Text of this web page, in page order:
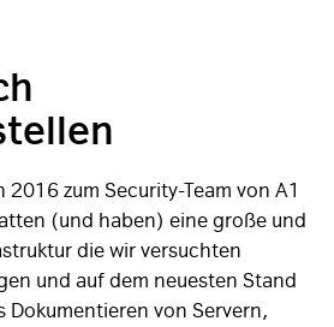
zum Security-Team von A1
(und haben) eine große und
die wir versuchten
und auf dem neuesten Stand
Dokumentieren von Servern,